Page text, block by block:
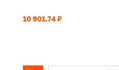
10 901.74 ₽